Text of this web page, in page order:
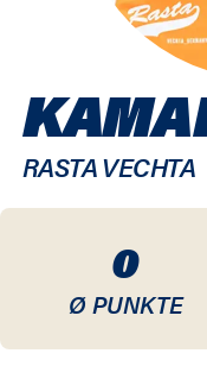
0
Ø PUNKTE
RASTA VECHTA